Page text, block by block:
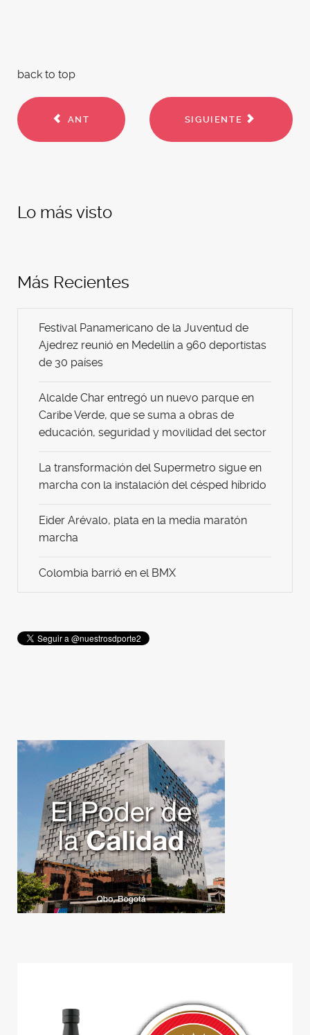
back to top
ANT SIGUIENTE
Lo más visto
Más Recientes
Festival Panamericano de la Juventud de
Ajedrez reunió en Medellín a 960 deportistas
de 30 países
Alcalde Char entregó un nuevo parque en
Caribe Verde, que se suma a obras de
educación, seguridad y movilidad del sector
La transformación del Supermetro sigue en
marcha con la instalación del césped híbrido
Eider Arévalo, plata en la media maratón
marcha
Colombia barrió en el BMX